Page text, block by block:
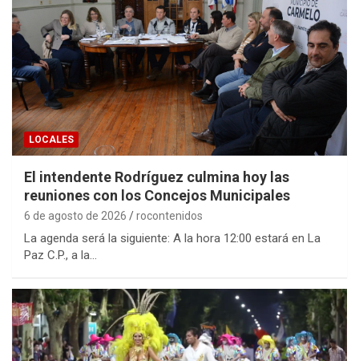
LOCALES
El intendente Rodríguez culmina hoy las
reuniones con los Concejos Municipales
6 de agosto de 2026 rocontenidos
La agenda será la siguiente: A la hora 12:00 estará en La
Paz C.P., a la…